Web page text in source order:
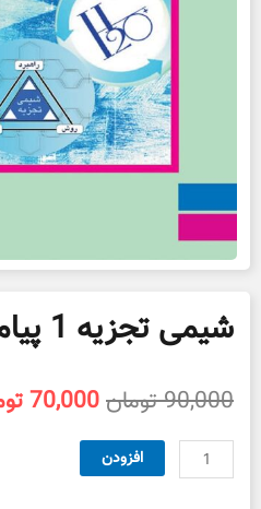
شیمی تجزیه 1 پیام نور دست دوم
90,000تومانقیمت
بود.
70,000
شیمی
تجزیه
افزودن